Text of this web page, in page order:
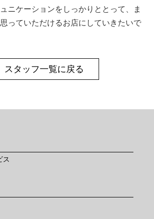
ニケーションをしっかりととって、ま
っていただけるお店にしていきたいで
スタッフ一覧に戻る
ス